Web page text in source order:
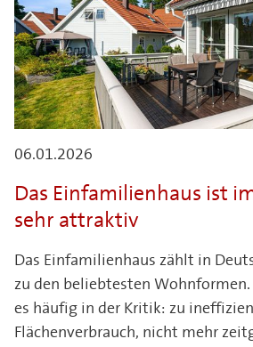
06.01.2026
Das Einfamilienhaus ist
sehr attraktiv
Das Einfamilienhaus zählt in
zu den beliebtesten
es häufig in der Kritik: zu
Flächenverbrauch, nicht mehr